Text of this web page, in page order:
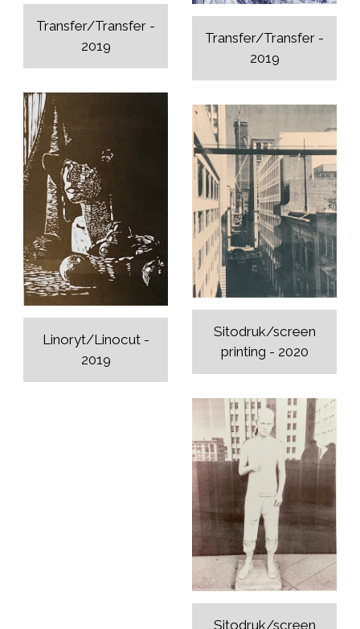
Transfer/Transfer -
2019
Transfer/Transfer -
2019
Linoryt/Linocut -
2019
Sitodruk/screen
printing - 2020
Sitodruk/screen